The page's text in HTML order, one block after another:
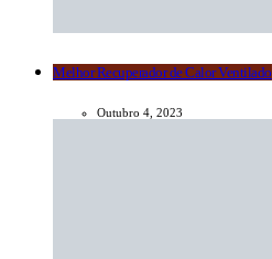
Melhor Recuperador de Calor Ventilado
Outubro 4, 2023